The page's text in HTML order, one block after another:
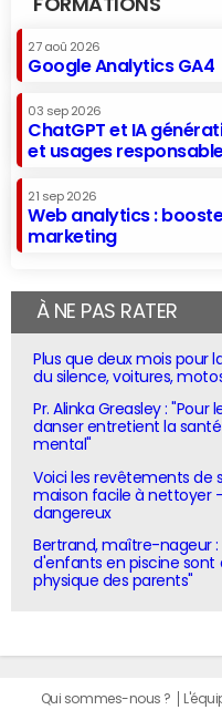
27 aoû 2026
Google Analytics GA4
03 sep 2026
ChatGPT et IA
et usages
21 sep 2026
Web analytics :
marketing
À NE PAS RATER
Plus que deux mois pour
du silence, voitures,
Pr. Alinka Greasley :
danser entretient la
mental"
Voici les revêtements de
maison facile à nettoyer
dangereux
Bertrand, maître-nageur :
d'enfants en piscine
physique des parents"
Qui sommes-nous ?